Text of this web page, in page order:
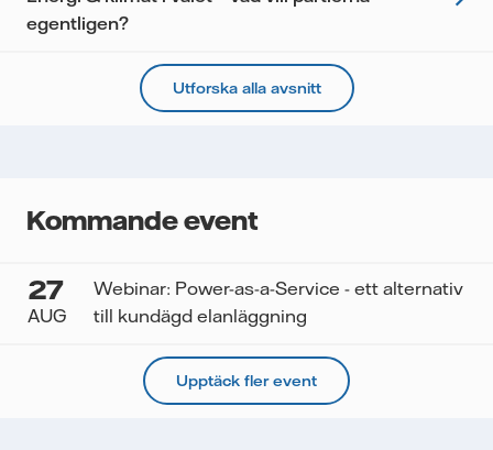
egentligen?
Utforska alla avsnitt
Kommande event
27
AUG
Webinar: Power-as-a-Service - ett alternativ
till kundägd elanläggning
Upptäck fler event